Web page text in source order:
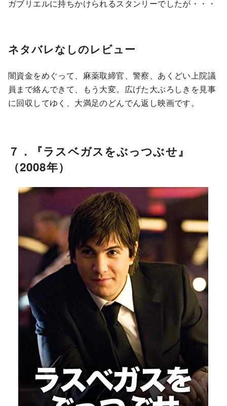
ガブリエルに持ちかけられるスタンリーでしたが・・・
ネタバレなしのレビュー
闇資金をめぐって、麻薬取締官、警察、あくどい上院議
員まで絡んできて、もう大変。広げた大ぶろしきを見事
に回収してゆく、大満足のどんでん返し映画です。
７．『ラスベガスをぶっつぶせ』
（2008年）